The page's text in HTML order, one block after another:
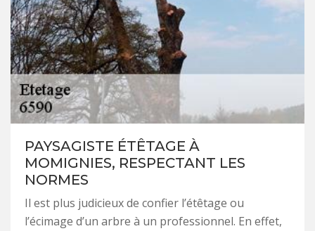
PAYSAGISTE ÉTÊTAGE À
MOMIGNIES, RESPECTANT LES
NORMES
Il est plus judicieux de confier l’étêtage ou
l’écimage d’un arbre à un professionnel. En effet,